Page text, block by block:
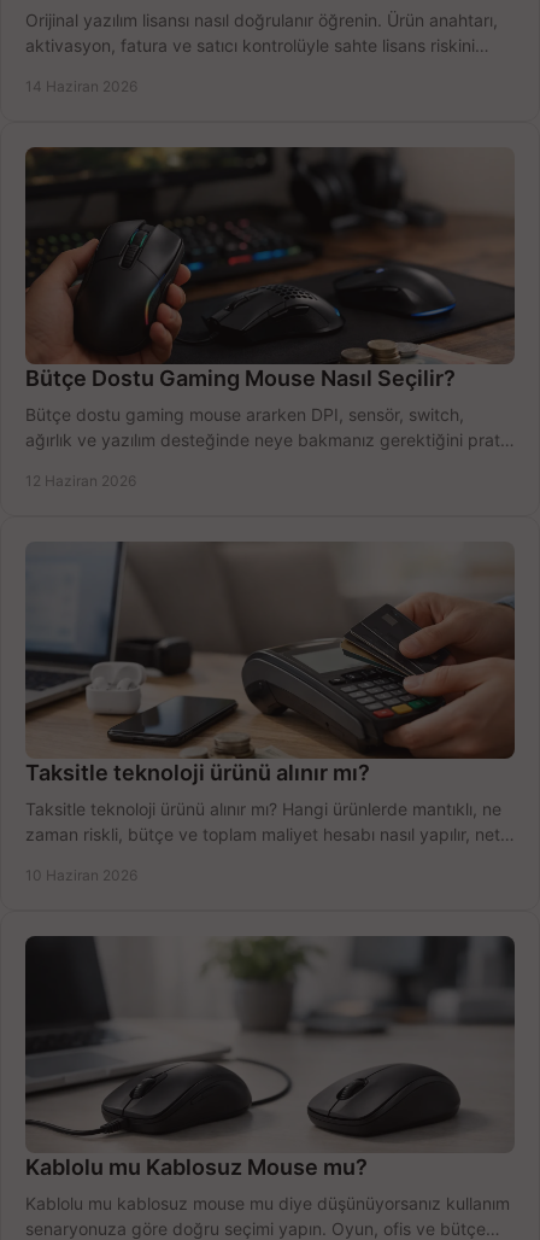
Orijinal yazılım lisansı nasıl doğrulanır öğrenin. Ürün anahtarı,
aktivasyon, fatura ve satıcı kontrolüyle sahte lisans riskini
14 Haziran 2026
Bütçe Dostu Gaming Mouse Nasıl Seçilir?
Bütçe dostu gaming mouse ararken DPI, sensör, switch,
ağırlık ve yazılım desteğinde neye bakmanız gerektiğini pratik
12 Haziran 2026
Taksitle teknoloji ürünü alınır mı?
Taksitle teknoloji ürünü alınır mı? Hangi ürünlerde mantıklı, ne
zaman riskli, bütçe ve toplam maliyet hesabı nasıl yapılır, net
10 Haziran 2026
Kablolu mu Kablosuz Mouse mu?
Kablolu mu kablosuz mouse mu diye düşünüyorsanız kullanım
senaryonuza göre doğru seçimi yapın. Oyun, ofis ve bütçe